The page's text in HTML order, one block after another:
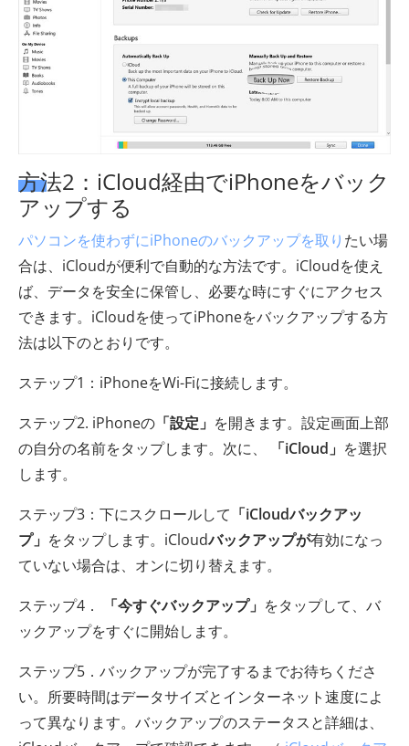
方法2：iCloud経由でiPhoneをバック
アップする
パソコンを使わずにiPhoneのバックアップを取り たい場
合は、iCloudが便利で自動的な方法です。iCloudを使え
ば、データを安全に保管し、必要な時にすぐにアクセス
できます。iCloudを使ってiPhoneをバックアップする方
法は以下のとおりです。
ステップ1：iPhoneをWi-Fiに接続します。
ステップ2. iPhoneの 「設定」 を開きます。設定画面上部
の自分の名前をタップします。次に、
「iCloud」 を選択
します。
ステップ3：下にスクロールして 「iCloudバックアッ
プ」 をタップします。iCloudバックアップが有効になっ
ていない場合は、オンに切り替えます。
ステップ4．
「今すぐバックアップ」 をタップして、バ
ックアップをすぐに開始します。
ステップ5．バックアップが完了するまでお待ちくださ
い。所要時間はデータサイズとインターネット速度によ
って異なります。バックアップのステータスと詳細は、